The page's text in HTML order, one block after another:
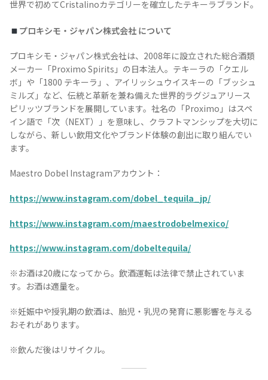
世界で初めてCristalinoカテゴリーを確立したテキーラブランド。
プロキシモ・ジャパン株式会社 について
プロキシモ・ジャパン株式会社は、2008年に設立された総合酒類
メーカー「Proximo Spirits」の日本法人。テキーラの「クエル
ボ」や「1800 テキーラ」、アイリッシュウイスキーの「ブッシュ
ミルズ」など、伝統と革新を兼ね備えた世界的ラグジュアリース
ピリッツブランドを展開しています。社名の「Proximo」はスペ
イン語で「次（NEXT）」を意味し、クラフトマンシップを大切に
しながら、新しい飲用文化やブランド体験の創出に取り組んでい
ます。
Maestro Dobel Instagramアカウント：
https://www.instagram.com/dobel_tequila_jp/
https://www.instagram.com/maestrodobelmexico/
https://www.instagram.com/dobeltequila/
※お酒は20歳になってから。飲酒運転は法律で禁止されていま
す。お酒は適量を。
※妊娠中や授乳期の飲酒は、胎児・乳児の発育に悪影響を与える
おそれがあります。
※飲んだ後はリサイクル。